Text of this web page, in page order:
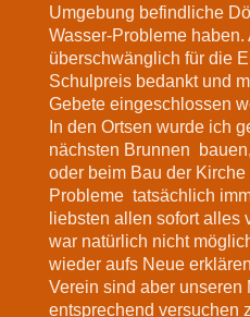
Umgebung befindliche
Wasser-Probleme
überschwänglich für die
Schulpreis bedankt und
Gebete eingeschlossen
In den Ortsen wurde ich
nächsten Brunnen
oder beim Bau der
Probleme tatsächlich
liebsten allen sofort
war natürlich nicht
wieder aufs Neue
Verein sind aber unseren
entsprechend versuchen